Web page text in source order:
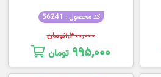
کد محصول : 56241
۱,۳۰۰,۰۰۰تومان
۹۹۵,۰۰۰ تومان